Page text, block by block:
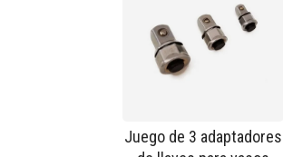
Juego de 3 adaptadores